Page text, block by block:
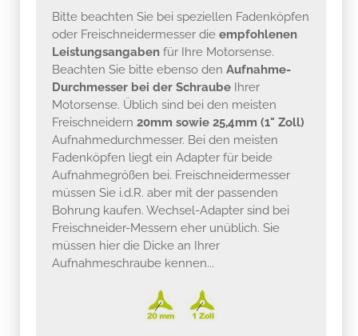
Bitte beachten Sie bei speziellen Fadenköpfen
oder Freischneidermesser die empfohlenen
Leistungsangaben für Ihre Motorsense.
Beachten Sie bitte ebenso den Aufnahme-
Durchmesser bei der Schraube Ihrer
Motorsense. Üblich sind bei den meisten
Freischneidern 20mm sowie 25,4mm (1" Zoll)
Aufnahmedurchmesser. Bei den meisten
Fadenköpfen liegt ein Adapter für beide
Aufnahmegrößen bei. Freischneidermesser
müssen Sie i.d.R. aber mit der passenden
Bohrung kaufen. Wechsel-Adapter sind bei
Freischneider-Messern eher unüblich. Sie
müssen hier die Dicke an Ihrer
Aufnahmeschraube kennen...